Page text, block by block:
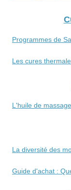
Programmes de
Les cures
L'huile de
La diversité des
Guide d'achat :